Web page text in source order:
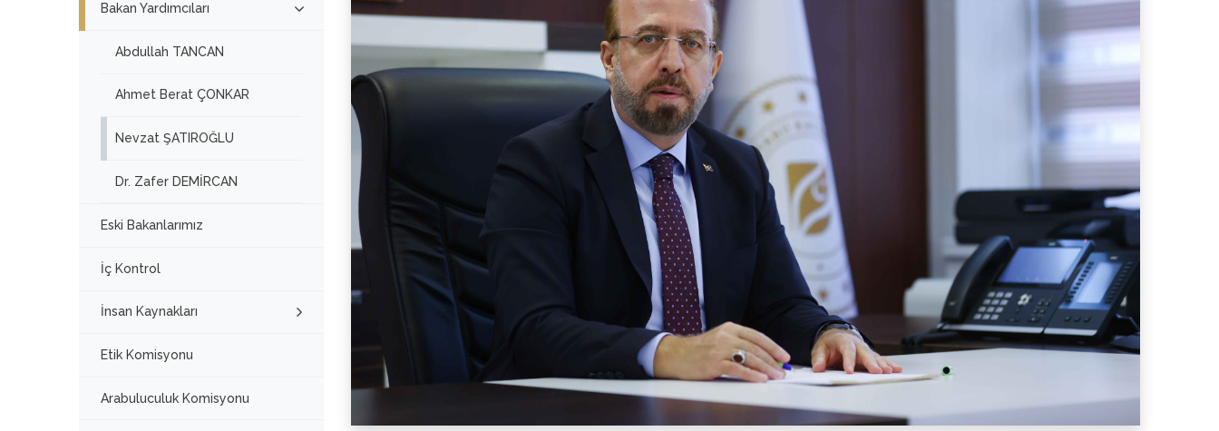
Bakan Yardımcıları
Abdullah TANCAN
Ahmet Berat ÇONKAR
Nevzat ŞATIROĞLU
Dr. Zafer DEMİRCAN
Eski Bakanlarımız
İç Kontrol
İnsan Kaynakları
Etik Komisyonu
Arabuluculuk Komisyonu